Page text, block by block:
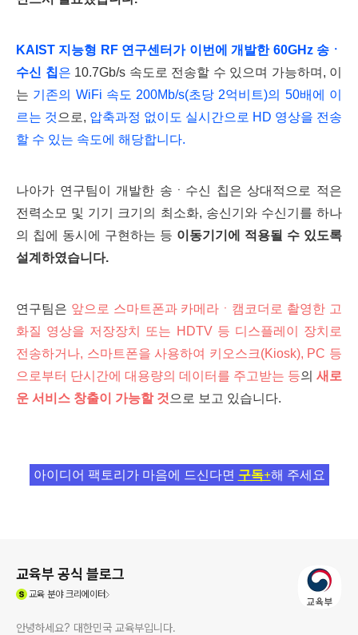
KAIST 지능형 RF 연구센터 가 이번에 개발한 60GHz 송ㆍ
수신 칩은 10.7Gb/s 속도로 전송할 수 있으며 가능하며, 이
는 기존의 WiFi 속도 200Mb/s(초당 2억비트)의 50배에 이
르는 것 으로, 압축과정 없이도 실시간으로 HD 영상을 전송
할 수 있는 속도에 해당합니다.
나아가 연구팀이 개발한 송ㆍ수신 칩은 상대적으로 적은
전력소모 및 기기 크기의 최소화, 송신기와 수신기를 하나
의 칩에 동시에 구현하는 등 이동기기에 적용될 수 있도록
설계하였습니다.
연구팀은 앞으로 스마트폰과 카메라ㆍ캠코더로 촬영한 고
화질 영상을 저장장치 또는 HDTV 등 디스플레이 장치로
전송하거나, 스마트폰을 사용하여 키오스크(Kiosk), PC 등
으로부터 단시간에 대용량의 데이터를 주고받는 등의 새로
운 서비스 창출이 가능할 것 으로 보고 있습니다.
아이디어 팩토리가 마음에 드신다면 구독+해 주세요
교육부 공식 블로그
교육분야 크리에이터
안녕하세요? 대한민국 교육부입니다.